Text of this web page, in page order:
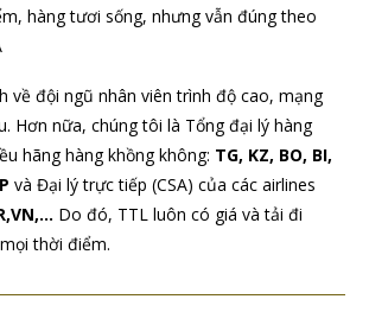
hàng tươi sống, nhưng vẫn đúng theo
về đội ngũ nhân viên trình độ cao, mạng
Hơn nữa, chúng tôi là Tổng đại lý hàng
hãng hàng khồng không: TG, KZ, BO, BI,
và Đại lý trực tiếp (CSA) của các airlines
Do đó, TTL luôn có giá và tải đi
thời điểm.